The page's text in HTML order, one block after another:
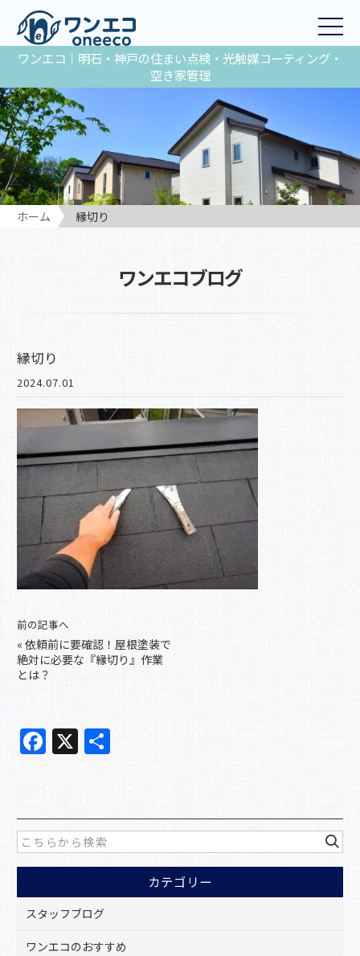
ワンエコ｜明石・神戸の住まい点検・光触媒コーティング・
空き家管理
ホーム 縁切り
ワンエコブログ
縁切り
2024.07.01
前の記事へ
« 依頼前に要確認！屋根塗装で
絶対に必要な『縁切り』作業
とは？
F
a
e
b
o
o
k
X
カテゴリー
スタッフブログ
ワンエコのおすすめ